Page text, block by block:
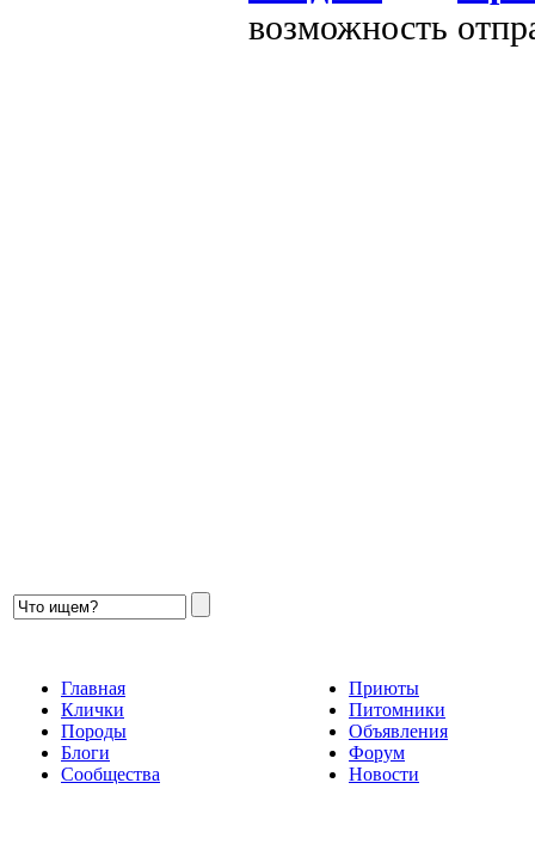
возможность
Главная
Клички
Породы
Блоги
Сообщества
Приюты
Питомники
Объявления
Форум
Новости